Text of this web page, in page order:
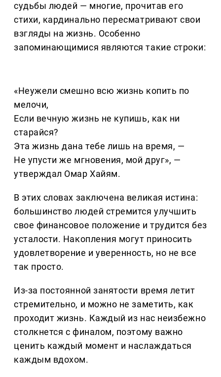
судьбы людей — многие, прочитав его
стихи, кардинально пересматривают свои
взгляды на жизнь. Особенно
запоминающимися являются такие строки:
«Неужели смешно всю жизнь копить по
мелочи,
Если вечную жизнь не купишь, как ни
старайся?
Эта жизнь дана тебе лишь на время, —
Не упусти же мгновения, мой друг», —
утверждал Омар Хайям.
В этих словах заключена великая истина:
большинство людей стремится улучшить
свое финансовое положение и трудится без
усталости. Накопления могут приносить
удовлетворение и уверенность, но не все
так просто.
Из-за постоянной занятости время летит
стремительно, и можно не заметить, как
проходит жизнь. Каждый из нас неизбежно
столкнется с финалом, поэтому важно
ценить каждый момент и наслаждаться
каждым вдохом.